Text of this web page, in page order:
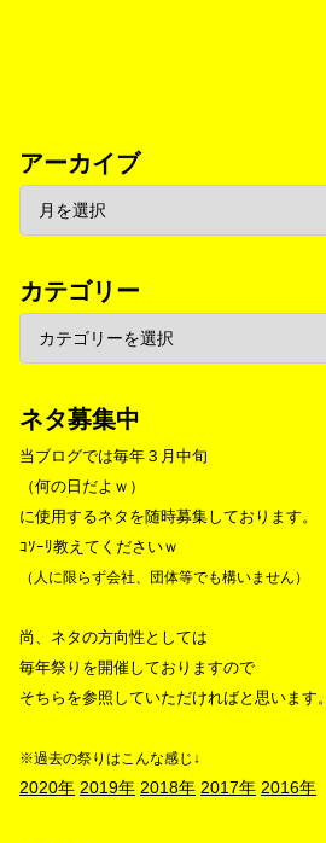
アーカイブ
カテゴリー
ネタ募集中
当ブログでは毎年３月中旬
（何の日だよｗ）
に使用するネタを随時募集しております。
ｺｿｰﾘ教えてくださいｗ
（人に限らず会社、団体等でも構いません）
尚、ネタの方向性としては
毎年祭りを開催しておりますので
そちらを参照していただければと思います。
※過去の祭りはこんな感じ↓
2020年 2019年 2018年 2017年 2016年